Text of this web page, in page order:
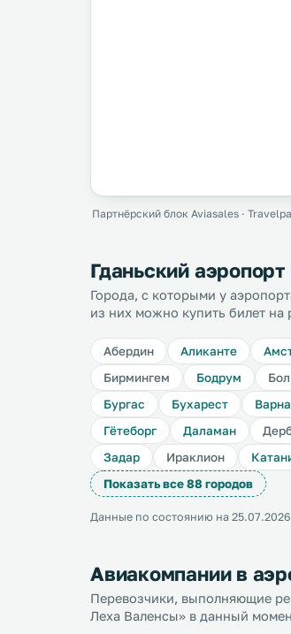
Партнёрский блок Aviasales ·
Гданьский
Города, с которыми у
из них можно купить билет на
Абердин Аликанте
Бирмингем
Бодрум
Бургас
Бухарест Варна
Гётеборг
Даламан
Задар
Ираклион
Показать все 88 городов
Данные по состоянию на 25.07.2026
Авиакомпании в
Перевозчики, выполняющие
Леха Валенсы» в данный